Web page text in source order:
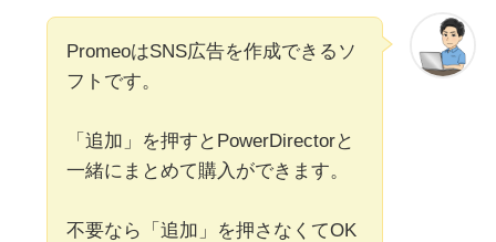
PromeoはSNS広告を作成できるソ
フトです。
「追加」を押すとPowerDirectorと
一緒にまとめて購入ができます。
不要なら「追加」を押さなくてOK